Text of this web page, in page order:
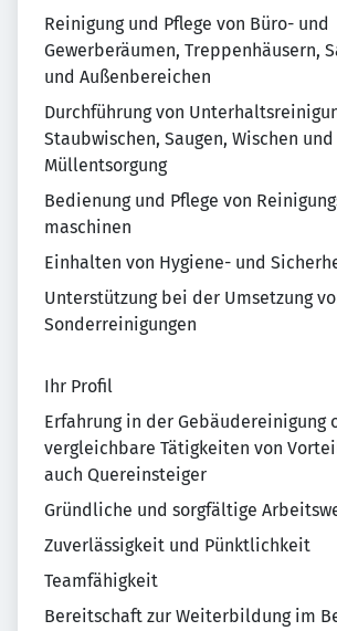
Reinigung und Pflege von Büro- und
Gewerberäumen, Treppenhäusern,
und Außenbereichen
Durchführung von
Staubwischen, Saugen, Wischen und
Müllentsorgung
Bedienung und Pflege von
maschinen
Einhalten von Hygiene- und
Unterstützung bei der Umsetzung
Sonderreinigungen
Ihr Profil
Erfahrung in der Gebäudereinigung
vergleichbare Tätigkeiten von
auch Quereinsteiger
Gründliche und sorgfältige
Zuverlässigkeit und Pünktlichkeit
Teamfähigkeit
Bereitschaft zur Weiterbildung im